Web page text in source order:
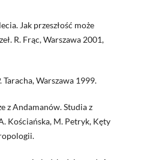
Jak przeszłość może
R. Frąc, Warszawa 2001,
Taracha, Warszawa 1999.
z Andamanów. Studia z
Kościańska, M. Petryk, Kęty